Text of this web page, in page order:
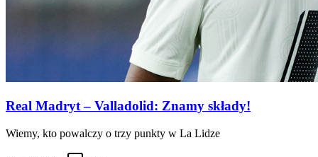
Real Madryt – Valladolid: Znamy składy!
Wiemy, kto powalczy o trzy punkty w La Lidze